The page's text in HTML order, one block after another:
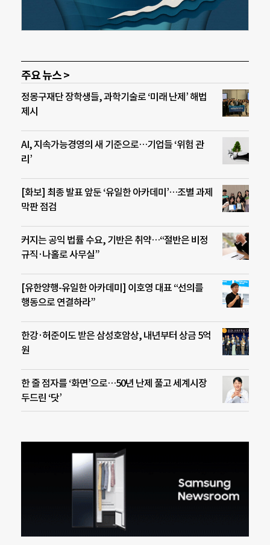
주요 뉴스 >
정몽구재단 장학생들, 과학기술로 ‘미래 난제’ 해법
제시
AI, 지속가능경영의 새 기준으로…기업들 ‘위험 관
리’
[화보] 최종 발표 앞둔 ‘유일한 아카데미’…조별 과제
막판 점검
커지는 공익 법률 수요, 기반은 취약…“절반은 비정
규직·나홀로 사무실”
[유한양행-유일한 아카데미] 이호영 대표 “선의를
행동으로 연결하라”
한강·허준이도 받은 삼성호암상, 내년부터 상금 5억
원
한 줄 점자를 ‘화면’으로…50년 난제 풀고 세계시장
두드린 ‘닷’